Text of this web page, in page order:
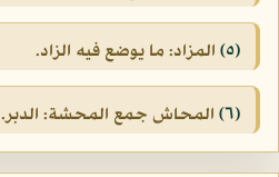
(٥) المزاد: ما يوضع فيه الزاد.
(٦) المحاش جمع المحشة: الدبر.